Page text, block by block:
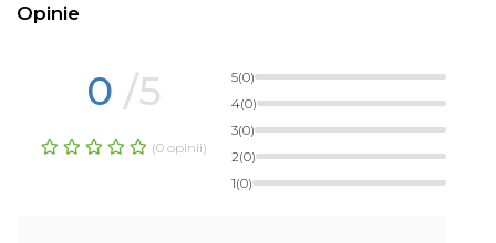
Opinie
0 /5
(0 opinii)
5(0)
4(0)
3(0)
2(0)
1(0)